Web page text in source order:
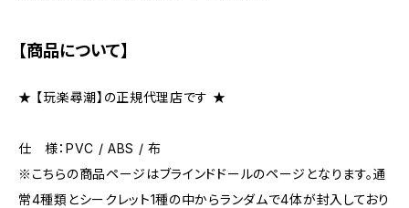
【商品について】
★ 【玩楽尋潮】の正規代理店です ★
仕 様：PVC / ABS / 布
※こちらの商品ページはブラインドドールのページとなります。通
常4種類とシークレット1種の中からランダムで4体が封入しており